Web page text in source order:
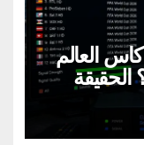
العالم
الحقيقة